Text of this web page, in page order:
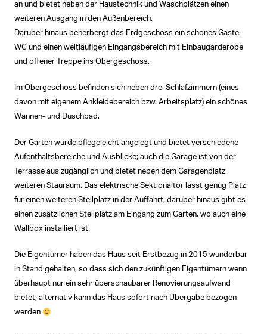
an und bietet neben der Haustechnik und Waschplätzen einen
weiteren Ausgang in den Außenbereich.
Darüber hinaus beherbergt das Erdgeschoss ein schönes Gäste-
WC und einen weitläufigen Eingangsbereich mit Einbaugarderobe
und offener Treppe ins Obergeschoss.
Im Obergeschoss befinden sich neben drei Schlafzimmern (eines
davon mit eigenem Ankleidebereich bzw. Arbeitsplatz) ein schönes
Wannen- und Duschbad.
Der Garten wurde pflegeleicht angelegt und bietet verschiedene
Aufenthaltsbereiche und Ausblicke; auch die Garage ist von der
Terrasse aus zugänglich und bietet neben dem Garagenplatz
weiteren Stauraum. Das elektrische Sektionaltor lässt genug Platz
für einen weiteren Stellplatz in der Auffahrt, darüber hinaus gibt es
einen zusätzlichen Stellplatz am Eingang zum Garten, wo auch eine
Wallbox installiert ist.
Die Eigentümer haben das Haus seit Erstbezug in 2015 wunderbar
in Stand gehalten, so dass sich den zukünftigen Eigentümern wenn
überhaupt nur ein sehr überschaubarer Renovierungsaufwand
bietet; alternativ kann das Haus sofort nach Übergabe bezogen
werden